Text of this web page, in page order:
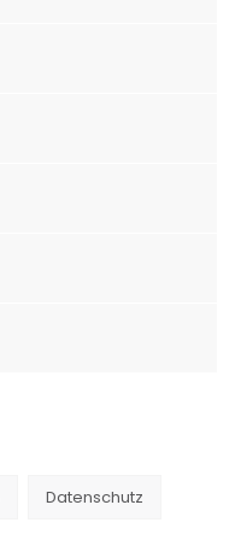
Datenschutz